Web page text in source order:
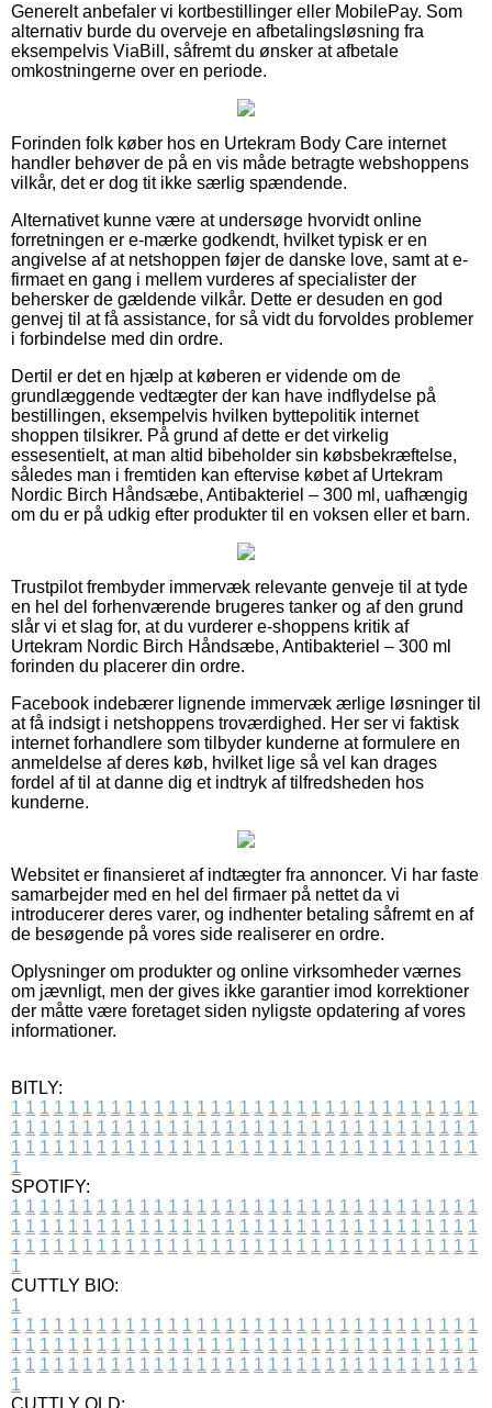
Generelt anbefaler vi kortbestillinger eller MobilePay. Som
alternativ burde du overveje en afbetalingsløsning fra
eksempelvis ViaBill, såfremt du ønsker at afbetale
omkostningerne over en periode.
Forinden folk køber hos en Urtekram Body Care internet
handler behøver de på en vis måde betragte webshoppens
vilkår, det er dog tit ikke særlig spændende.
Alternativet kunne være at undersøge hvorvidt online
forretningen er e-mærke godkendt, hvilket typisk er en
angivelse af at netshoppen føjer de danske love, samt at e-
firmaet en gang i mellem vurderes af specialister der
behersker de gældende vilkår. Dette er desuden en god
genvej til at få assistance, for så vidt du forvoldes problemer
i forbindelse med din ordre.
Dertil er det en hjælp at køberen er vidende om de
grundlæggende vedtægter der kan have indflydelse på
bestillingen, eksempelvis hvilken byttepolitik internet
shoppen tilsikrer. På grund af dette er det virkelig
essesentielt, at man altid bibeholder sin købsbekræftelse,
således man i fremtiden kan eftervise købet af Urtekram
Nordic Birch Håndsæbe, Antibakteriel – 300 ml, uafhængig
om du er på udkig efter produkter til en voksen eller et barn.
Trustpilot frembyder immervæk relevante genveje til at tyde
en hel del forhenværende brugeres tanker og af den grund
slår vi et slag for, at du vurderer e-shoppens kritik af
Urtekram Nordic Birch Håndsæbe, Antibakteriel – 300 ml
forinden du placerer din ordre.
Facebook indebærer lignende immervæk ærlige løsninger til
at få indsigt i netshoppens troværdighed. Her ser vi faktisk
internet forhandlere som tilbyder kunderne at formulere en
anmeldelse af deres køb, hvilket lige så vel kan drages
fordel af til at danne dig et indtryk af tilfredsheden hos
kunderne.
Websitet er finansieret af indtægter fra annoncer. Vi har faste
samarbejder med en hel del firmaer på nettet da vi
introducerer deres varer, og indhenter betaling såfremt en af
de besøgende på vores side realiserer en ordre.
Oplysninger om produkter og online virksomheder værnes
om jævnligt, men der gives ikke garantier imod korrektioner
der måtte være foretaget siden nyligste opdatering af vores
informationer.
BITLY:
1 1 1 1 1 1 1 1 1 1 1 1 1 1 1 1 1 1 1 1 1 1 1 1 1 1 1 1 1 1 1 1 1
1 1 1 1 1 1 1 1 1 1 1 1 1 1 1 1 1 1 1 1 1 1 1 1 1 1 1 1 1 1 1 1 1
1 1 1 1 1 1 1 1 1 1 1 1 1 1 1 1 1 1 1 1 1 1 1 1 1 1 1 1 1 1 1 1 1
1
SPOTIFY:
1 1 1 1 1 1 1 1 1 1 1 1 1 1 1 1 1 1 1 1 1 1 1 1 1 1 1 1 1 1 1 1 1
1 1 1 1 1 1 1 1 1 1 1 1 1 1 1 1 1 1 1 1 1 1 1 1 1 1 1 1 1 1 1 1 1
1 1 1 1 1 1 1 1 1 1 1 1 1 1 1 1 1 1 1 1 1 1 1 1 1 1 1 1 1 1 1 1 1
1
CUTTLY BIO:
1
1 1 1 1 1 1 1 1 1 1 1 1 1 1 1 1 1 1 1 1 1 1 1 1 1 1 1 1 1 1 1 1 1
1 1 1 1 1 1 1 1 1 1 1 1 1 1 1 1 1 1 1 1 1 1 1 1 1 1 1 1 1 1 1 1 1
1 1 1 1 1 1 1 1 1 1 1 1 1 1 1 1 1 1 1 1 1 1 1 1 1 1 1 1 1 1 1 1 1
1
CUTTLY OLD: